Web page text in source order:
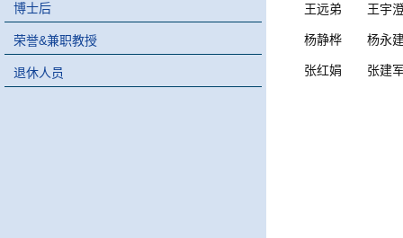
博士后
荣誉&兼职教授
退休人员
王远弟 王宇
杨静桦 杨永
张红娟 张建